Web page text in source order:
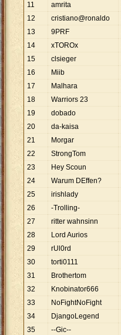
11
amrita
12
cristiano@ronaldo
13
9PRF
14
xTOROx
15
clsieger
16
Miib
17
Malhara
18
Warriors 23
19
dobado
20
da-kaisa
21
Morgar
22
StrongTom
23
Hey Scoun
24
Warum DEffen?
25
irishlady
26
-Trolling-
27
ritter wahnsinn
28
Lord Aurios
29
rUl0rd
30
torti0111
31
Brothertom
32
Knobinator666
33
NoFightNoFight
34
DjangoLegend
35
--Gic--